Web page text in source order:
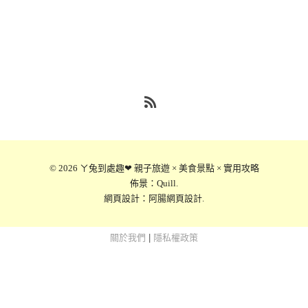
© 2026 ㄚ兔到處趣❤ 親子旅遊 × 美食景點 × 實用攻略
佈景： Quill.
網頁設計： 阿腸網頁設計.
關於我們 隱私權政策